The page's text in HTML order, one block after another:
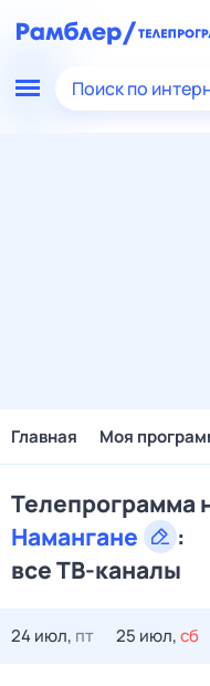
Поиск по
Главная Моя
Телепрограмма
Намангане
:
все ТВ-каналы
24 июл, пт 25 июл,сб